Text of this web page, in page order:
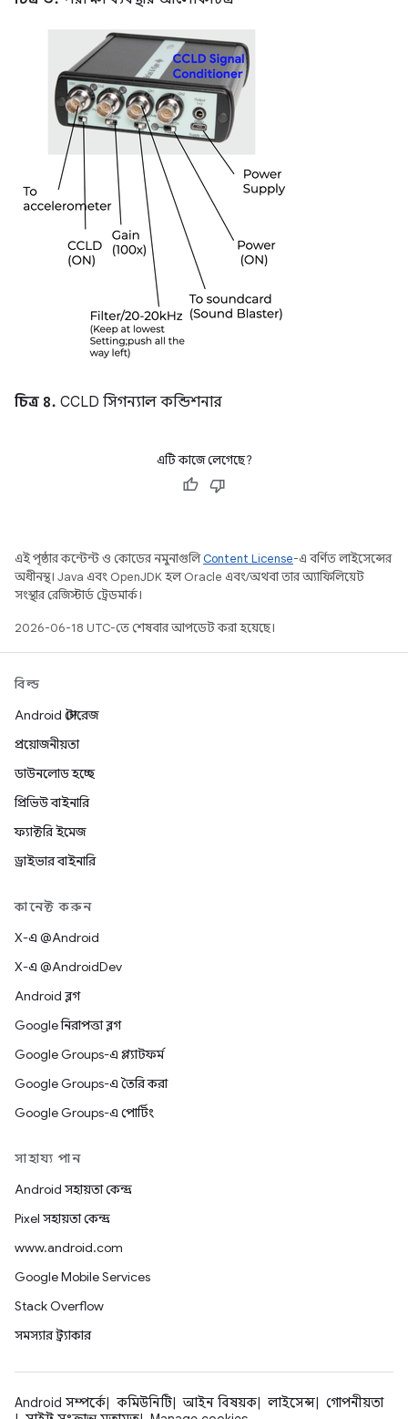
চিত্র ৪. CCLD সিগন্যাল কন্ডিশনার
এটি কাজে লেগেছে?
এই পৃষ্ঠার কন্টেন্ট ও কোডের নমুনাগুলিContent License-এ বর্ণিত লাইসেন্সের
অধীনস্থ। Java এবং OpenJDK হল Oracle এবং/অথবা তার অ্যাফিলিয়েট
সংস্থার রেজিস্টার্ড ট্রেডমার্ক।
2026-06-18 UTC-তে শেষবার আপডেট করা হয়েছে।
বিল্ড
Android স্টোরেজ
প্রয়োজনীয়তা
ডাউনলোড হচ্ছে
প্রিভিউ বাইনারি
ফ্যাক্টরি ইমেজ
ড্রাইভার বাইনারি
কানেক্ট করুন
X-এ @Android
X-এ @AndroidDev
Android ব্লগ
Google নিরাপত্তা ব্লগ
Google Groups-এ প্ল্যাটফর্ম
Google Groups-এ তৈরি করা
Google Groups-এ পোর্টিং
সাহায্য পান
Android সহায়তা কেন্দ্র
Pixel সহায়তা কেন্দ্র
www.android.com
Google Mobile Services
Stack Overflow
সমস্যার ট্র্যাকার
Android সম্পর্কে কমিউনিটি আইন বিষয়ক লাইসেন্স
গোপনীয়তা